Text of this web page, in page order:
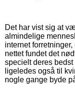
Det har vist sig at
almindelige
internet
nettet fundet det
specielt deres
ligeledes også til
nogle gange byde